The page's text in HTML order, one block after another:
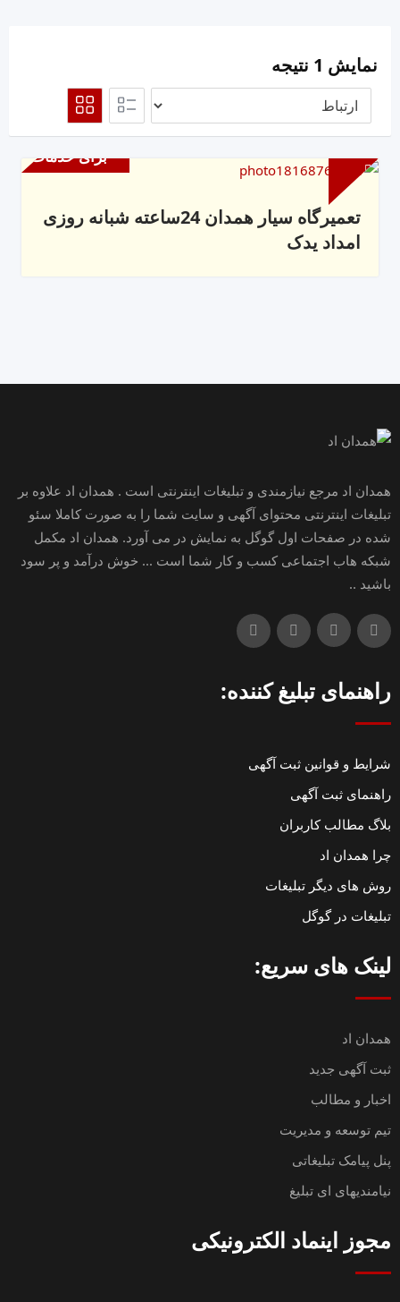
نمایش 1 نتیجه
برای خدمات
تعمیرگاه سیار همدان 24ساعته شبانه روزی
امداد یدک
همدان اد مرجع نیازمندی و تبلیغات اینترنتی است . همدان اد علاوه بر
تبلیغات اینترنتی محتوای آگهی و سایت شما را به صورت کاملا سئو
شده در صفحات اول گوگل به نمایش در می آورد. همدان اد مکمل
شبکه هاب اجتماعی کسب و کار شما است ... خوش درآمد و پر سود
باشید ..
راهنمای تبلیغ کننده:
شرایط و قوانین ثبت آگهی
راهنمای ثبت آگهی
بلاگ مطالب کاربران
چرا همدان اد
روش های دیگر تبلیغات
تبلیغات در گوگل
لینک های سریع:
همدان اد
ثبت آگهی جدید
اخبار و مطالب
تیم توسعه و مدیریت
پنل پیامک تبلیغاتی
نیامندیهای ای تبلیغ
مجوز اینماد الکترونیکی